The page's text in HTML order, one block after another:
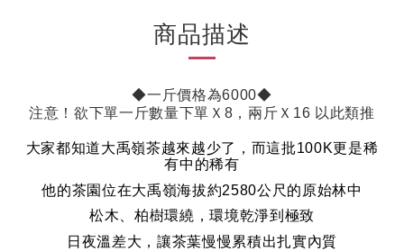
商品描述
◆一斤價格為6000◆
注意！欲下單一斤數量下單Ｘ8，兩斤Ｘ16 以此類推
大家都知道大禹嶺茶越來越少了，而這批100K更是稀
有中的稀有
他的茶園位在大禹嶺海拔約2580公尺的原始林中
松木、柏樹環繞，環境乾淨到極致
日夜溫差大，讓茶葉慢慢累積出扎實內質